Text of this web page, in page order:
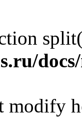
modify